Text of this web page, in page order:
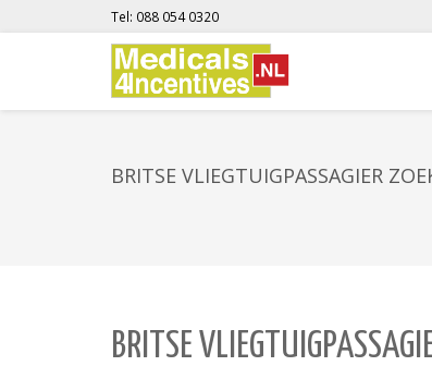
Tel: 088 054 0320
BRITSE VLIEGTUIGPASSAGIER
BRITSE